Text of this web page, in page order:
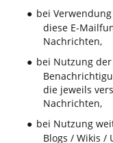
● bei
diese E-
Nachrichten,
● bei Nutzung
die jeweils
Nachrichten,
● bei Nutzung
Blogs / Wikis /